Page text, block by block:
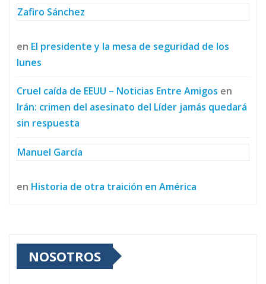
Zafiro Sánchez
en El presidente y la mesa de seguridad de los
lunes
Cruel caída de EEUU – Noticias Entre Amigos en
Irán: crimen del asesinato del Líder jamás quedará
sin respuesta
Manuel García
en Historia de otra traición en América
NOSOTROS